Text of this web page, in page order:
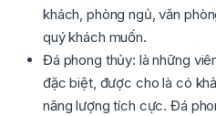
khách, phòng ngủ, văn
quý khách muốn.
Đá phong thủy: là những
đặc biệt, được cho là có
năng lượng tích cực. Đá